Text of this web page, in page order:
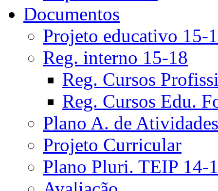
Documentos
Projeto educativo 15-
Reg. interno 15-18
Reg. Cursos
Reg. Cursos Edu.
Plano A. de Atividades
Projeto Curricular
Plano Pluri. TEIP 14-